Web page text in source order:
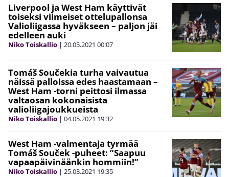
Liverpool ja West Ham käyttivät
toiseksi viimeiset ottelupallonsa
Valioliigassa hyväkseen – paljon jäi
edelleen auki
Niko Toiskallio | 20.05.2021 00:07
Tomáš Součekia turha vaivautua
näissä palloissa edes haastamaan –
West Ham -torni peittosi ilmassa
valtaosan kokonaisista
valioliigajoukkueista
Niko Toiskallio | 04.05.2021 19:32
West Ham -valmentaja tyrmää
Tomáš Souček -puheet: ”Saapuu
vapaapäivinäänkin hommiin!”
Niko Toiskallio | 25.03.2021 19:35